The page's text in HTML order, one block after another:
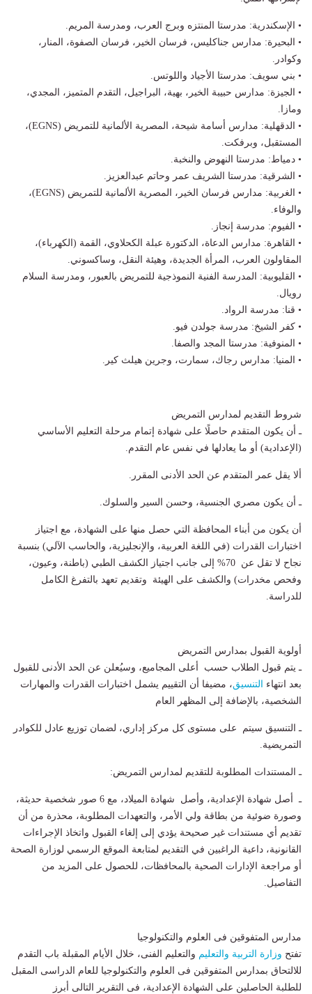
• الإسكندرية: مدرستا المنتزه وبرج العرب، ومدرسة المريم.
• البحيرة: مدارس جناكليس، فرسان الخير، فرسان الصفوة، المنار،
وكوادر.
• بني سويف: مدرستا الأجياد واللوتس.
• الجيزة: مدارس حبيبة الخير، بهية، البراجيل، التقدم المتميز، المجدي،
ومازا.
• الدقهلية: مدارس أسامة شيحة، المصرية الألمانية للتمريض (EGNS)،
المستقبل، وبرفكت.
• دمياط: مدرستا النهوض والنخبة.
• الشرقية: مدرستا الشريف عمر وحاتم عبدالعزيز.
• الغربية: مدارس فرسان الخير، المصرية الألمانية للتمريض (EGNS)،
والوفاء.
• الفيوم: مدرسة إنجاز.
• القاهرة: مدارس الدعاة، الدكتورة عبلة الكحلاوي، القمة (الكهرباء)،
المقاولون العرب، المرأة الجديدة، وهيئة النقل، وساكسوني.
• القليوبية: المدرسة الفنية النموذجية للتمريض بالعبور، ومدرسة السلام
رويال.
• قنا: مدرسة الرواد.
• كفر الشيخ: مدرسة جولدن فيو.
• المنوفية: مدرستا المجد والصفا.
• المنيا: مدارس رجاك، سمارت، وجرين هيلث كير.
شروط التقديم لمدارس التمريض
ـ أن يكون المتقدم حاصلًا على شهادة إتمام مرحلة التعليم الأساسي
(الإعدادية) أو ما يعادلها في نفس عام التقدم.
ألا يقل عمر المتقدم عن الحد الأدنى المقرر.
ـ أن يكون مصري الجنسية، وحسن السير والسلوك.
أن يكون من أبناء المحافظة التي حصل منها على الشهادة، مع اجتياز
اختبارات القدرات (في اللغة العربية، والإنجليزية، والحاسب الآلي) بنسبة
نجاح لا تقل عن 70% إلى جانب اجتياز الكشف الطبي (باطنة، وعيون،
وفحص مخدرات) والكشف على الهيئة وتقديم تعهد بالتفرغ الكامل
للدراسة.
أولوية القبول بمدارس التمريض
ـ يتم قبول الطلاب حسب أعلى المجاميع، وسيُعلن عن الحد الأدنى للقبول
بعد انتهاء
التنسيق، مضيفا أن التقييم يشمل اختبارات القدرات والمهارات
الشخصية، بالإضافة إلى المظهر العام
ـ التنسيق سيتم على مستوى كل مركز إداري، لضمان توزيع عادل للكوادر
التمريضية.
ـ المستندات المطلوبة للتقديم لمدارس التمريض:
ـ أصل شهادة الإعدادية، وأصل شهادة الميلاد، مع 6 صور شخصية حديثة،
وصورة ضوئية من بطاقة ولي الأمر، والتعهدات المطلوبة، محذرة من أن
تقديم أي مستندات غير صحيحة يؤدي إلى إلغاء القبول واتخاذ الإجراءات
القانونية، داعية الراغبين في التقديم لمتابعة الموقع الرسمي لوزارة الصحة
أو مراجعة الإدارات الصحية بالمحافظات، للحصول على المزيد من
التفاصيل.
مدارس المتفوقين فى العلوم والتكنولوجيا
تفتح وزارة التربية والتعليم والتعليم الفنى، خلال الأيام المقبلة باب التقدم
للالتحاق بمدارس المتفوقين فى العلوم والتكنولوجيا للعام الدراسى المقبل
للطلبة الحاصلين على الشهادة الإعدادية، فى التقرير التالى أبرز